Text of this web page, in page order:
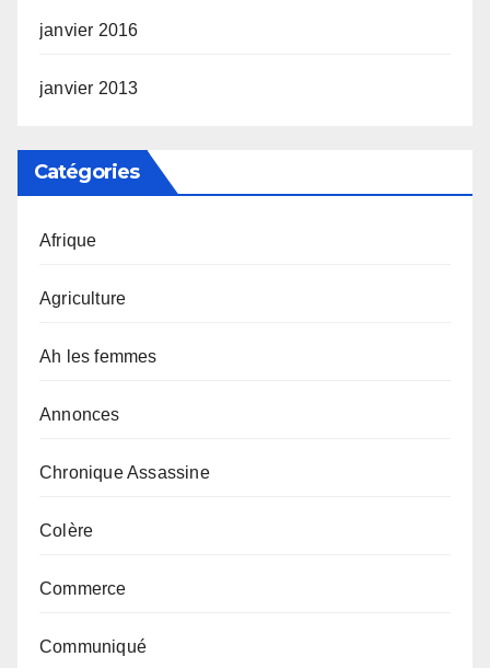
janvier 2016
janvier 2013
Catégories
Afrique
Agriculture
Ah les femmes
Annonces
Chronique Assassine
Colère
Commerce
Communiqué